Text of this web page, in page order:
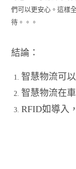
們可以更安心。這樣
待。。。
結論：
智慧物流可
智慧物流在
RFID如導入